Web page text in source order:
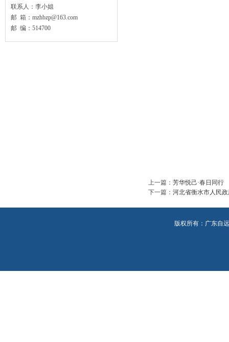
联系人：李小姐
邮 箱：mzhbzp@163.com
邮 编：514700
上一篇： 芳华悦己·春日同行
下一篇： 河北省衡水市人民
版权所有：广东自